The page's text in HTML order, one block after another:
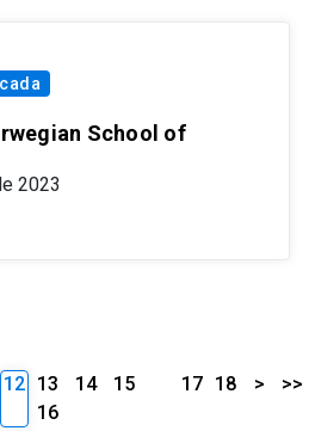
School of
2023
12 13 14
15
16
17 18 > >>